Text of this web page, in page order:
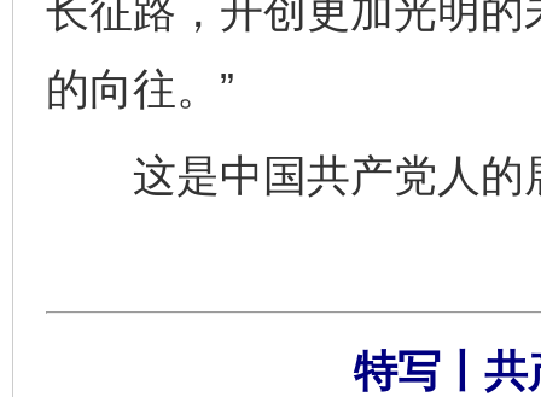
长征路，开创更加光明
的向往。”
这是中国共产党人的
特写丨共